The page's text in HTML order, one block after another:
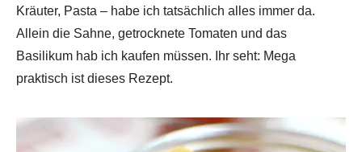
Kräuter, Pasta – habe ich tatsächlich alles immer da.
Allein die Sahne, getrocknete Tomaten und das
Basilikum hab ich kaufen müssen. Ihr seht: Mega
praktisch ist dieses Rezept.